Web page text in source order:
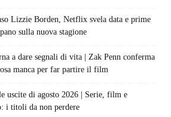
Lizzie Borden, Netflix svela data e prime
sulla nuova stagione
a dare segnali di vita | Zak Penn conferma
manca per far partire il film
uscite di agosto 2026 | Serie, film e
i titoli da non perdere